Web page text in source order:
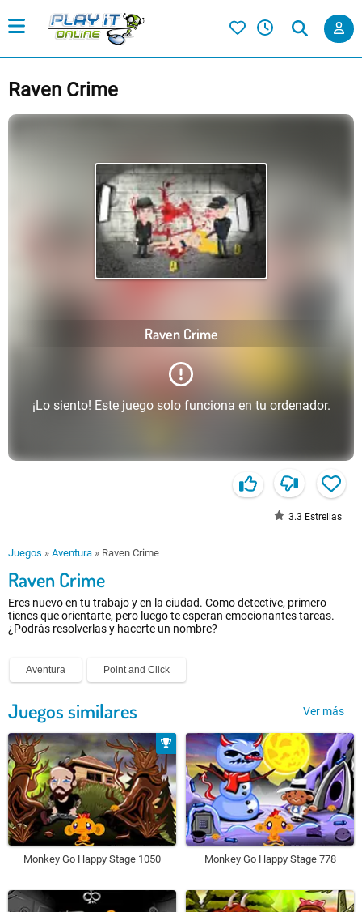
Raven Crime
Raven Crime
¡Lo siento! Este juego solo funciona en tu ordenador.
3.3 Estrellas
Juegos » Aventura » Raven Crime
Raven Crime
Eres nuevo en tu trabajo y en la ciudad. Como detective, primero
tienes que orientarte, pero luego te esperan emocionantes tareas.
¿Podrás resolverlas y hacerte un nombre?
Aventura Point and Click
Juegos similares Ver más
Monkey Go Happy Stage 1050 Monkey Go Happy Stage 778